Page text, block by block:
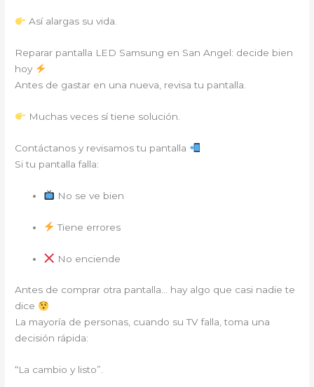
Así alargas su vida.
Reparar pantalla LED Samsung en San Angel: decide bien
hoy
Antes de gastar en una nueva, revisa tu pantalla.
Muchas veces sí tiene solución.
Contáctanos y revisamos tu pantalla
Si tu pantalla falla:
No se ve bien
Tiene errores
No enciende
Antes de comprar otra pantalla… hay algo que casi nadie te
dice
La mayoría de personas, cuando su TV falla, toma una
decisión rápida:
“La cambio y listo”.